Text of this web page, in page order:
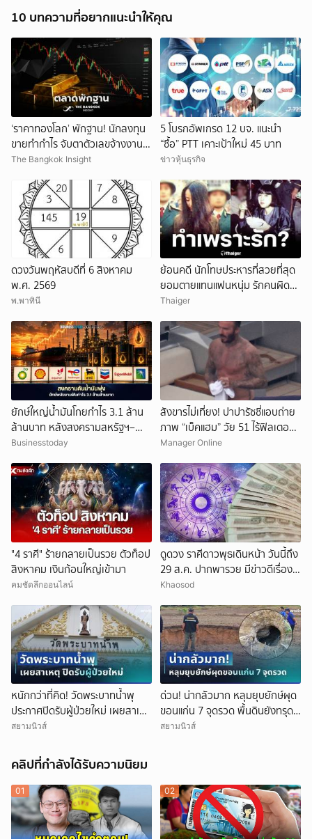
10 บทความที่อยากแนะนำให้คุณ
‘ราคาทองโลก’ พักฐาน! นักลงทุน
ขายทำกำไร จับตาตัวเลขจ้างงาน
สหรัฐ
The Bangkok Insight
5 โบรกอัพเกรด 12 บจ. แนะนำ
“ซื้อ” PTT เคาะเป้าใหม่ 45 บาท
ข่าวหุ้นธุรกิจ
ดวงวันพฤหัสบดีที่ 6 สิงหาคม
พ.ศ. 2569
พ.พาทินี
ย้อนคดี นักโทษประหารที่สวยที่สุด
ยอมตายแทนแฟนหนุ่ม รักคนผิด
ชีวิตดิ่งเหว
Thaiger
ยักษ์ใหญ่น้ำมันโกยกำไร 3.1 ล้าน
ล้านบาท หลังสงครามสหรัฐฯ–
อิหร่านดันราคาพลังงานพุ่ง
Businesstoday
สังขารไม่เที่ยง! ปาปารัซซี่แอบถ่าย
ภาพ “เบ็คแฮม” วัย 51 ไร้ฟิลเตอร์
เผยให้เห็นผมบาง-ศีรษะล้าน
Manager Online
"4 ราศี" ร้ายกลายเป็นรวย ตัวท็อป
สิงหาคม เงินก้อนใหญ่เข้ามา
คมชัดลึกออนไลน์
ดูดวง ราศีดาวพุธเดินหน้า วันนี้ถึง
29 ส.ค. ปากพารวย มีข่าวดีเรื่อง
เงิน-ค้าขาย
Khaosod
หนักกว่าที่คิด! วัดพระบาทน้ำพุ
ประกาศปิดรับผู้ป่วยใหม่ เผยสาเหตุ
สุดสะเทือนใจ
สยามนิวส์
ด่วน! น่ากลัวมาก หลุมยุบยักษ์ผุด
ขอนแก่น 7 จุดรวด พื้นดินยังทรุด
ไม่หยุด ชาวบ้านผวาหนัก
สยามนิวส์
คลิปที่กำลังได้รับความนิยม
01 02